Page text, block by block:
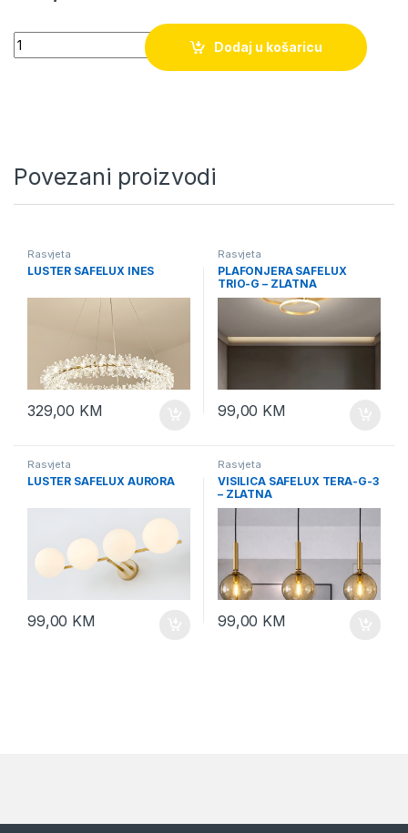
Quantity
Dodaj u košaricu
Povezani proizvodi
Rasvjeta
LUSTER SAFELUX INES
329,00 KM
Rasvjeta
PLAFONJERA SAFELUX
TRIO-G – ZLATNA
99,00 KM
Rasvjeta
LUSTER SAFELUX AURORA
99,00 KM
Rasvjeta
VISILICA SAFELUX TERA-G-3
– ZLATNA
99,00 KM